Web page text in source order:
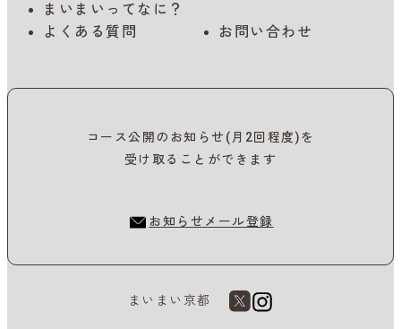
まいまいってなに？
よくある質問
お問い合わせ
コース公開のお知らせ(月2回程度)を
受け取ることができます
お知らせメール登録
まいまい京都